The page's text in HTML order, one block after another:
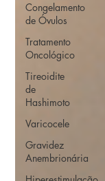
Congelamento
de Óvulos
Tratamento
Oncológico
Tireoidite
de
Hashimoto
Varicocele
Gravidez
Anembrionária